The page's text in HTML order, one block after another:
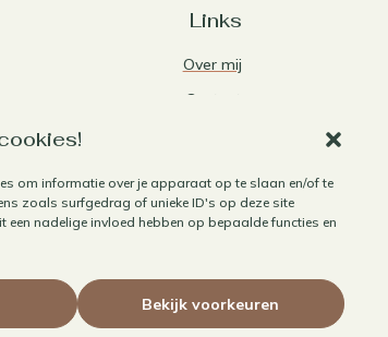
om informatie over je apparaat op te slaan en/of te
zoals surfgedrag of unieke ID's op deze site
een nadelige invloed hebben op bepaalde functies en
Bekijk voorkeuren
Links
Over mij
Contact
Algemene voorwaarden
Cookiebeleid